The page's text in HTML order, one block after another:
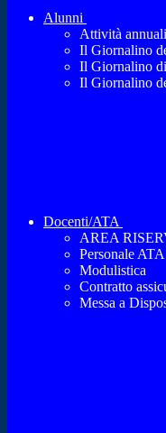
Alunni
Attività annuali
Il Giornalino
Il Giornalino
Il Giornalino
Docenti/ATA
AREA
Personale ATA
Modulistica
Contratto
Messa a